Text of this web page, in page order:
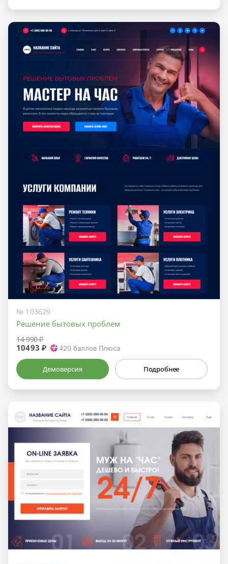
№ 103629
Решение бытовых проблем
14 990 ₽
10493 ₽ 420 баллов Плюса
Демоверсия Подробнее